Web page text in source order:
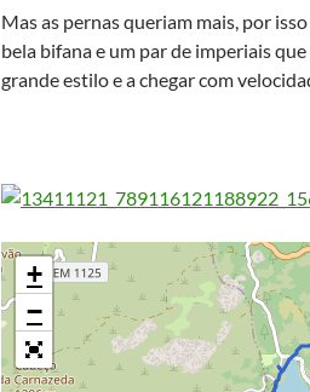
Mas as pernas queriam mais, por
bela bifana e um par de imperiais
grande estilo e a chegar com
+
−